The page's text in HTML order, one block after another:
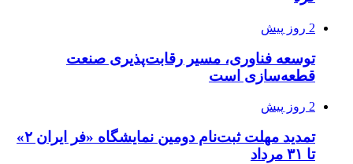
2 روز پیش
توسعه فناوری، مسیر رقابت‌پذیری صنعت
قطعه‌سازی است
2 روز پیش
تمدید مهلت ثبت‌نام دومین نمایشگاه «فر ایران ۲»
تا ۳۱ مرداد